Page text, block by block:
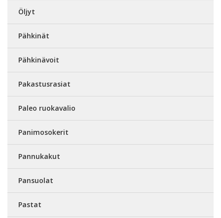
Öljyt
Pähkinät
Pähkinävoit
Pakastusrasiat
Paleo ruokavalio
Panimosokerit
Pannukakut
Pansuolat
Pastat